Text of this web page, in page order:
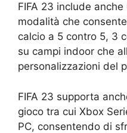
FIFA 23 include
modalità che
calcio a 5 contro 5, 3
su campi indoor che
personalizzazioni del
FIFA 23 supporta
gioco tra cui Xbox
PC, consentendo di